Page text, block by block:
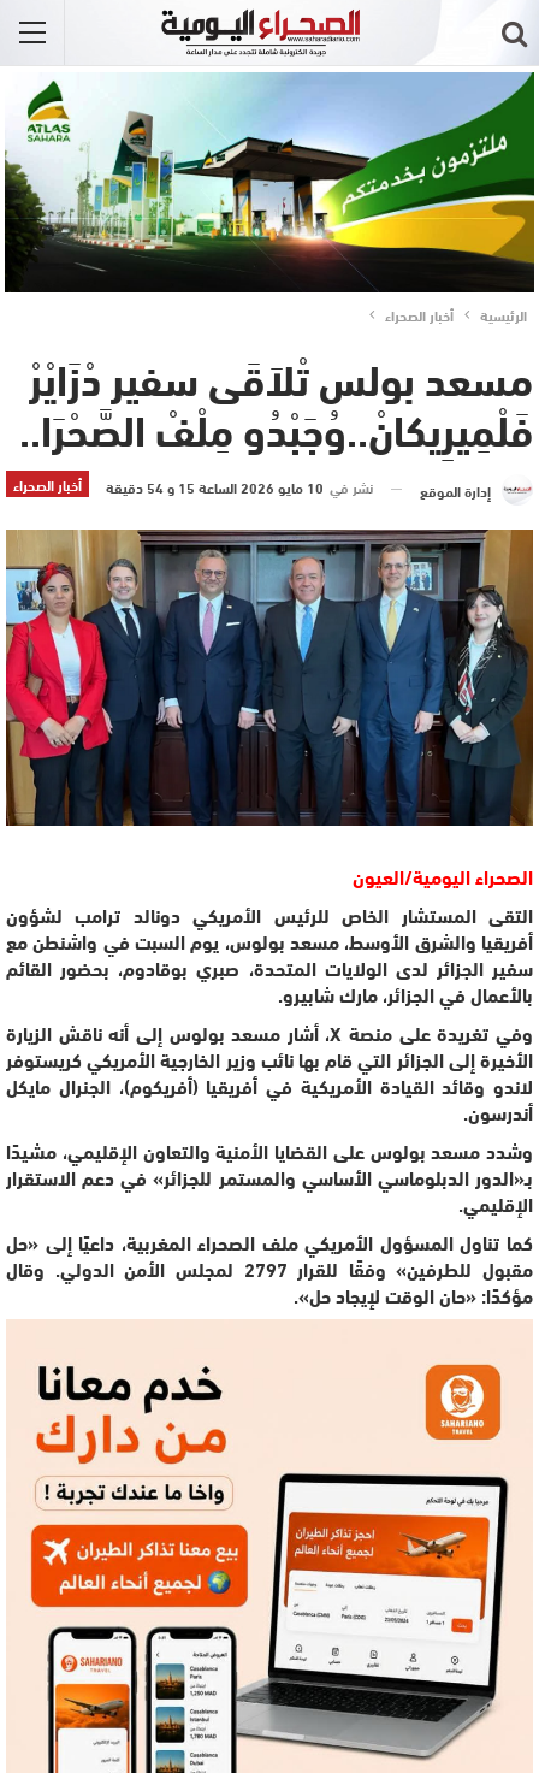
الرئيسية أخبار الصحراء
مسعد بولس تْلاَقَى سفير دْزَايْرْ
فَلْمِيرِيكانْ..وُجَبْدُو مِلْفْ الصَّحْرَا..
أخبار الصحراء إدارة الموقع نشر في 10 مايو 2026 الساعة 15 و 54 دقيقة
الصحراء اليومية/العيون
التقى المستشار الخاص للرئيس الأمريكي دونالد ترامب لشؤون
أفريقيا والشرق الأوسط، مسعد بولوس، يوم السبت في واشنطن مع
سفير الجزائر لدى الولايات المتحدة، صبري بوقادوم، بحضور القائم
بالأعمال في الجزائر، مارك شابيرو.
وفي تغريدة على منصة X ، أشار مسعد بولوس إلى أنه ناقش الزيارة
الأخيرة إلى الجزائر التي قام بها نائب وزير الخارجية الأمريكي كريستوفر
لاندو وقائد القيادة الأمريكية في أفريقيا (أفريكوم)، الجنرال مايكل
أندرسون.
وشدد مسعد بولوس على القضايا الأمنية والتعاون الإقليمي، مشيدًا
بـ«الدور الدبلوماسي الأساسي والمستمر للجزائر» في دعم الاستقرار
الإقليمي.
كما تناول المسؤول الأمريكي ملف الصحراء المغربية، داعيًا إلى «حل
مقبول للطرفين» وفقًا للقرار 2797 لمجلس الأمن الدولي. وقال
مؤكدًا: «حان الوقت لإيجاد حل».